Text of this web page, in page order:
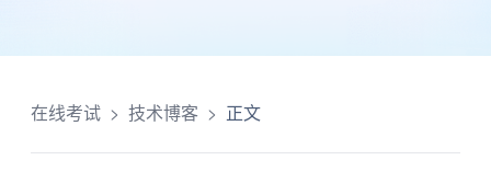
在线考试 > 技术博客 > 正文